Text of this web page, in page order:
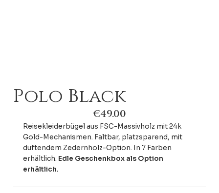
Polo Black
€49.00
Reisekleiderbügel aus FSC-Massivholz mit 24k
Gold-Mechanismen. Faltbar, platzsparend, mit
duftendem Zedernholz-Option. In 7 Farben
erhältlich. Edle Geschenkbox als Option
erhältlich.